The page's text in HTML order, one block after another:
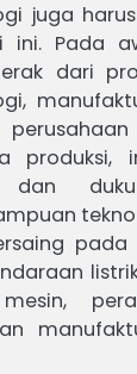
juga
ini. Pada
dari
produksi,
dan
pada